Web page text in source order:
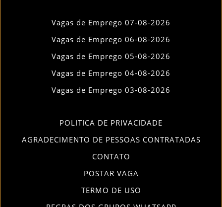
Vagas de Emprego 07-08-2026
Vagas de Emprego 06-08-2026
Vagas de Emprego 05-08-2026
Vagas de Emprego 04-08-2026
Vagas de Emprego 03-08-2026
POLITICA DE PRIVACIDADE
AGRADECIMENTO DE PESSOAS CONTRATADAS
CONTATO
POSTAR VAGA
TERMO DE USO